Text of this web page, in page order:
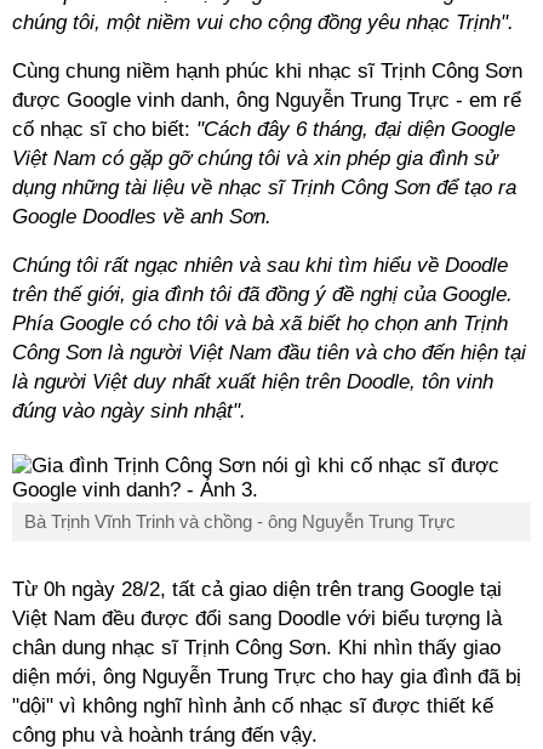
chúng tôi, một niềm vui cho cộng đồng yêu nhạc Trịnh".
Cùng chung niềm hạnh phúc khi nhạc sĩ Trịnh Công Sơn
được Google vinh danh, ông Nguyễn Trung Trực - em rể
cố nhạc sĩ cho biết: "Cách đây 6 tháng, đại diện Google
Việt Nam có gặp gỡ chúng tôi và xin phép gia đình sử
dụng những tài liệu về nhạc sĩ Trịnh Công Sơn để tạo ra
Google Doodles về anh Sơn.
Chúng tôi rất ngạc nhiên và sau khi tìm hiểu về Doodle
trên thế giới, gia đình tôi đã đồng ý đề nghị của Google.
Phía Google có cho tôi và bà xã biết họ chọn anh Trịnh
Công Sơn là người Việt Nam đầu tiên và cho đến hiện tại
là người Việt duy nhất xuất hiện trên Doodle, tôn vinh
đúng vào ngày sinh nhật".
Bà Trịnh Vĩnh Trinh và chồng - ông Nguyễn Trung Trực
Từ 0h ngày 28/2, tất cả giao diện trên trang Google tại
Việt Nam đều được đổi sang Doodle với biểu tượng là
chân dung nhạc sĩ Trịnh Công Sơn. Khi nhìn thấy giao
diện mới, ông Nguyễn Trung Trực cho hay gia đình đã bị
"dội" vì không nghĩ hình ảnh cố nhạc sĩ được thiết kế
công phu và hoành tráng đến vậy.